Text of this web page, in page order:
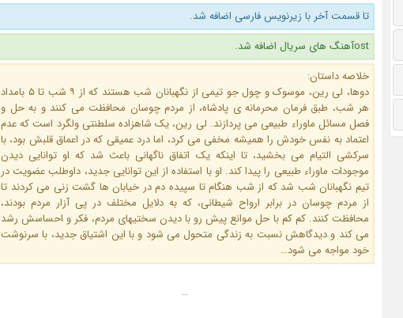
تا قسمت آخر با زیرنویس فارسی اضافه شد.
ostآهنگ های سریال اضافه شد.
خلاصه داستان:
دوها، لی رین، موسوک و چول جو تیمی از نگهبانان شب هستند که از ۹ شب تا ۵ بامداد
هر شب، طبق فرمان محرمانه ی پادشاه، از مردم چوسان محافظت می کنند و به حل و
فصل مسائل ماوراء طبیعی می پردازند. لی رین، یک شاهزاده سلطنتی ولگرد است که عدم
اعتماد به نفس خودش را همیشه مخفی می کرد، اما درد عمیقی که در اعماق قلبش بود، با
سرکشی التیام می بخشید، تا اینکه یک اتفاق ناگهانی باعث شد که او توانایی دیدن
موجودات ماوراء طبیعی را پیدا کند. او با استفاده از این توانایی جدید، داوطلب عضویت در
تیم نگهبانان شب شد که از شب هنگام تا سپیده دم در خیابان ها گشت زنی می کردند تا
از مردم چوسان در برابر ارواح شیطانی، که به دلایل مختلف در پی آزار مردم بودند،
محافظت کنند. کم کم با حل موانع پیش رو با دیدن سختیهای مردم، فکر و احساسش رشد
می کند و دیدگاهش نسبت به زندگی متحول می شود و با این اشتیاق جدید، با سرنوشت
خود مواجه می شود…
…